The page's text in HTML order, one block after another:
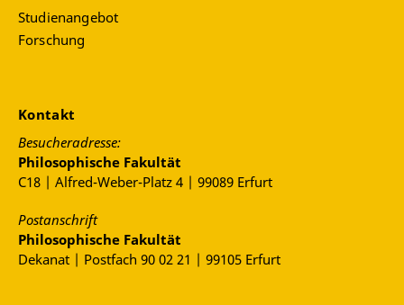
Studienangebot
Forschung
Kontakt
Besucheradresse:
Philosophische Fakultät
C18 | Alfred-Weber-Platz 4 | 99089 Erfurt
Postanschrift
Philosophische Fakultät
Dekanat | Postfach 90 02 21 | 99105 Erfurt